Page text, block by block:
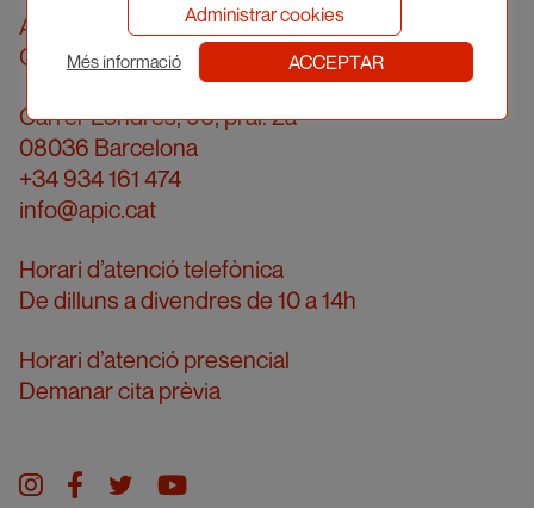
Associació Professional d’Il·lustradors de
Catalunya
Carrer Londres, 96, pral. 2a
08036 Barcelona
+34 934 161 474
info@apic.cat
Horari d’atenció telefònica
De dilluns a divendres de 10 a 14h
Horari d’atenció presencial
Demanar cita prèvia
Instagram
facebook
twitteryoutube
Administrar cookies
Més informació ACCEPTAR